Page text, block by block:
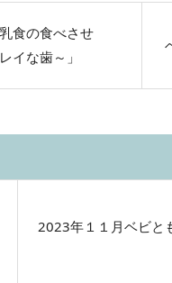
食の食べさせ
な歯～」
2023年１１月ベビと